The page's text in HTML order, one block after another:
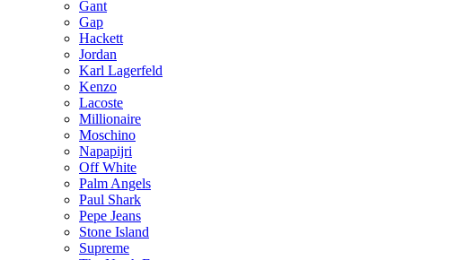
Gant
Gap
Hackett
Jordan
Karl Lagerfeld
Kenzo
Lacoste
Millionaire
Moschino
Napapijri
Off White
Palm Angels
Paul Shark
Pepe Jeans
Stone Island
Supreme